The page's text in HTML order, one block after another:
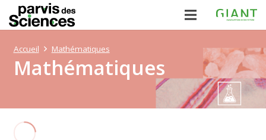
Mathématiques
Accueil Mathématiques